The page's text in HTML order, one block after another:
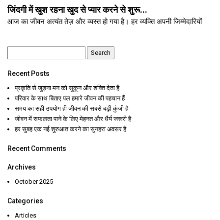
जिंदगी में खुश रहना खुद से प्यार करने से शुरू...
आज का जीवन अत्यंत तेज़ और व्यस्त हो गया है। हर व्यक्ति अपनी जिम्मेदारियों
for:
Recent Posts
प्रकृति से जुड़ना मन को सुकून और शक्ति देता है
परिवार के साथ बिताए पल हमारे जीवन की पहचान हैं
समय का सही उपयोग ही जीवन की सबसे बड़ी कुंजी है
जीवन में सफलता पाने के लिए मेहनत और धैर्य जरूरी है
हर सुबह एक नई शुरुआत करने का सुनहरा अवसर है
Recent Comments
Archives
October 2025
Categories
Articles